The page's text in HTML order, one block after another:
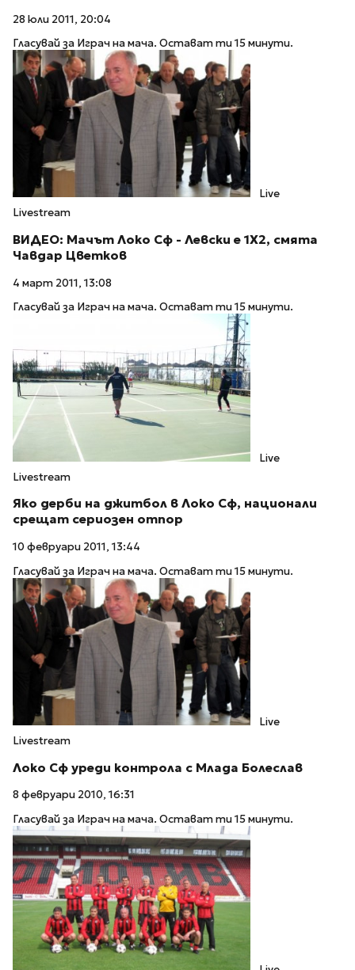
28 юли 2011, 20:04
Гласувай за Играч на мача. Остават ти 15 минути.
Live
Livestream
ВИДЕО: Мачът Локо Сф - Левски е 1Х2, смята
Чавдар Цветков
4 март 2011, 13:08
Гласувай за Играч на мача. Остават ти 15 минути.
Live
Livestream
Яко дерби на джитбол в Локо Сф, национали
срещат сериозен отпор
10 февруари 2011, 13:44
Гласувай за Играч на мача. Остават ти 15 минути.
Live
Livestream
Локо Сф уреди контрола с Млада Болеслав
8 февруари 2010, 16:31
Гласувай за Играч на мача. Остават ти 15 минути.